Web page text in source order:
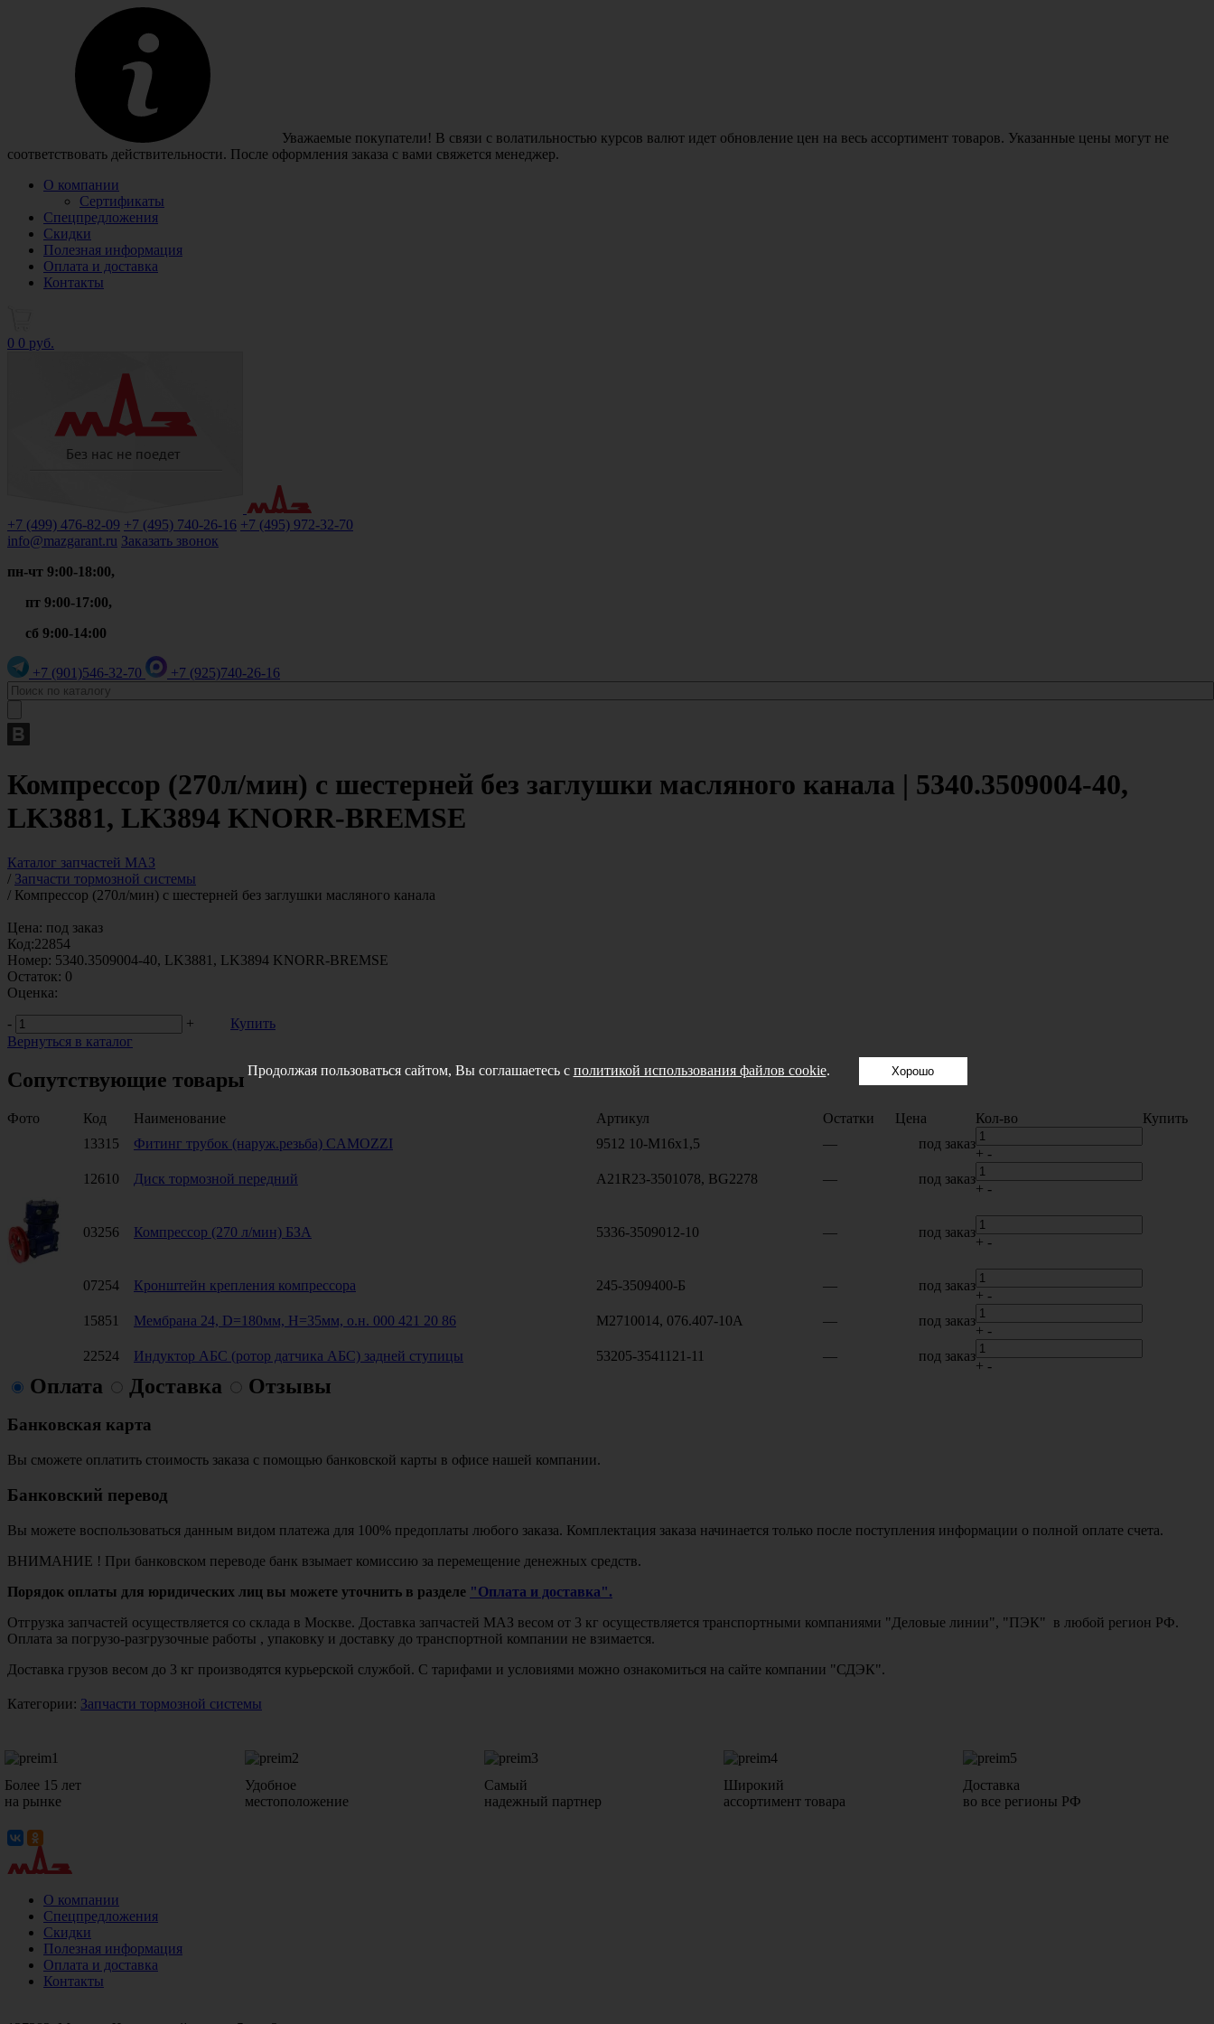
Уважаемые покупатели! В связи с волатильностью курсов валют идет обновление цен на весь ассортимент товаров. Указанные цены могут не
соответствовать действительности. После оформления заказа с вами свяжется менеджер.
О компании
Сертификаты
Спецпредложения
Скидки
Полезная информация
Оплата и доставка
Контакты
0 0 руб.
+7 (499) 476-82-09 +7 (495) 740-26-16 +7 (495) 972-32-70
info@mazgarant.ru Заказать звонок
пн-чт 9:00-18:00,
пт 9:00-17:00,
сб 9:00-14:00
+7 (901)546-32-70 +7 (925)740-26-16
Компрессор (270л/мин) с шестерней без заглушки масляного канала | 5340.3509004-40,
LK3881, LK3894 KNORR-BREMSE
Каталог запчастей МАЗ
/ Запчасти тормозной системы
/ Компрессор (270л/мин) с шестерней без заглушки масляного канала
Цена: под заказ
Код:22854
Номер: 5340.3509004-40, LK3881, LK3894 KNORR-BREMSE
Остаток: 0
Оценка:
-
+
Купить
Вернуться в каталог
Сопутствующие товары
Фото Код Наименование Артикул Остатки Цена Кол-во
Купить
13315
Фитинг трубок (наруж.резьба) CAMOZZI 9512 10-M16x1,5 — под заказ
+ -
12610
Диск тормозной передний А21R23-3501078, BG2278 — под заказ
+ -
03256 Компрессор (270 л/мин) БЗА 5336-3509012-10 — под заказ
+ -
07254 Кронштейн крепления компрессора 245-3509400-Б — под заказ
+ -
15851
Мембрана 24, D=180мм, H=35мм, о.н. 000 421 20 86 M2710014, 076.407-10A — под заказ
+ -
22524
Индуктор АБС (ротор датчика АБС) задней ступицы 53205-3541121-11 — под заказ
+ -
Оплата Доставка Отзывы
Банковская карта
Вы сможете оплатить стоимость заказа с помощью банковской карты в офисе нашей компании.
Банковский перевод
Вы можете воспользоваться данным видом платежа для 100% предоплаты любого заказа. Комплектация заказа начинается только после поступления информации о полной оплате счета.
ВНИМАНИЕ ! При банковском переводе банк взымает комиссию за перемещение денежных средств.
Порядок оплаты для юридических лиц вы можете уточнить в разделе "Оплата и доставка".
Отгрузка запчастей осуществляется со склада в Москве. Доставка запчастей МАЗ весом от 3 кг осуществляется транспортными компаниями "Деловые линии", "ПЭК" в любой регион РФ.
Оплата за погрузо-разгрузочные работы , упаковку и доставку до транспортной компании не взимается.
Доставка грузов весом до 3 кг производятся курьерской службой. С тарифами и условиями можно ознакомиться на сайте компании "СДЭК".
Категории: Запчасти тормозной системы
Более 15 лет
на рынке
Удобное
местоположение
Самый
надежный партнер
Широкий
ассортимент товара
Доставка
во все регионы РФ
О компании
Спецпредложения
Скидки
Полезная информация
Оплата и доставка
Контакты
Продолжая пользоваться сайтом, Вы соглашаетесь с политикой использования файлов cookie. Хорошо